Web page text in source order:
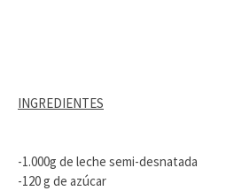
INGREDIENTES
-1.000g de leche semi-desnatada
-120 g de azúcar